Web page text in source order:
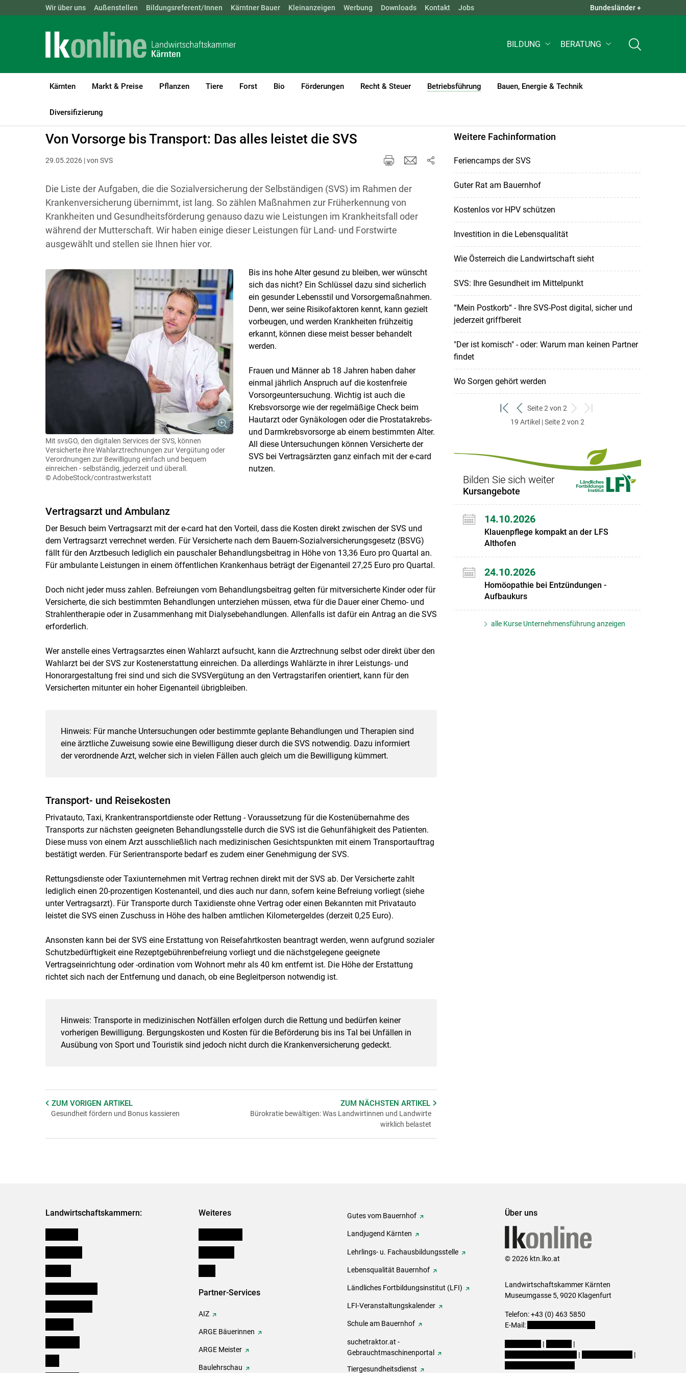
Skip to main content
Landwirtschaftskammern: ÖSTERREICH BGLD KTN NÖ OÖ SBG STMK TIROL VBG WIEN QUICK LINKS +
Wir über uns Außenstellen Bildungsreferent/Innen Kärntner Bauer Kleinanzeigen Werbung Downloads Kontakt Jobs Bundesländer +
BILDUNG BERATUNG
Kärnten Markt & Preise Pflanzen Tiere Forst Bio Förderungen Recht & Steuer Betriebsführung
(current)1
Bauen, Energie & Technik
Diversifizierung
LK Kärnten Betriebsführung
Von Vorsorge bis Transport: Das alles leistet die SVS
29.05.2026 | von SVS
Die Liste der Aufgaben, die die Sozialversicherung der Selbständigen (SVS) im Rahmen der
Krankenversicherung übernimmt, ist lang. So zählen Maßnahmen zur Früherkennung von
Krankheiten und Gesundheitsförderung genauso dazu wie Leistungen im Krankheitsfall oder
während der Mutterschaft. Wir haben einige dieser Leistungen für Land- und Forstwirte
ausgewählt und stellen sie Ihnen hier vor.
Mit svsGO, den digitalen Services der SVS, können
Versicherte ihre Wahlarztrechnungen zur Vergütung oder
Verordnungen zur Bewilligung einfach und bequem
einreichen - selbständig, jederzeit und überall.
© AdobeStock/contrastwerkstatt
Bis ins hohe Alter gesund zu bleiben, wer wünscht
sich das nicht? Ein Schlüssel dazu sind sicherlich
ein gesunder Lebensstil und Vorsorgemaßnahmen.
Denn, wer seine Risikofaktoren kennt, kann gezielt
vorbeugen, und werden Krankheiten frühzeitig
erkannt, können diese meist besser behandelt
werden.
Frauen und Männer ab 18 Jahren haben daher
einmal jährlich Anspruch auf die kostenfreie
Vorsorgeuntersuchung. Wichtig ist auch die
Krebsvorsorge wie der regelmäßige Check beim
Hautarzt oder Gynäkologen oder die Prostatakrebs-
und Darmkrebsvorsorge ab einem bestimmten Alter.
All diese Untersuchungen können Versicherte der
SVS bei Vertragsärzten ganz einfach mit der e-card
nutzen.
Vertragsarzt und Ambulanz
Der Besuch beim Vertragsarzt mit der e-card hat den Vorteil, dass die Kosten direkt zwischen der SVS und
dem Vertragsarzt verrechnet werden. Für Versicherte nach dem Bauern-Sozialversicherungsgesetz (BSVG)
fällt für den Arztbesuch lediglich ein pauschaler Behandlungsbeitrag in Höhe von 13,36 Euro pro Quartal an.
Für ambulante Leistungen in einem öffentlichen Krankenhaus beträgt der Eigenanteil 27,25 Euro pro Quartal.
Doch nicht jeder muss zahlen. Befreiungen vom Behandlungsbeitrag gelten für mitversicherte Kinder oder für
Versicherte, die sich bestimmten Behandlungen unterziehen müssen, etwa für die Dauer einer Chemo- und
Strahlentherapie oder in Zusammenhang mit Dialysebehandlungen. Allenfalls ist dafür ein Antrag an die SVS
erforderlich.
Wer anstelle eines Vertragsarztes einen Wahlarzt aufsucht, kann die Arztrechnung selbst oder direkt über den
Wahlarzt bei der SVS zur Kostenerstattung einreichen. Da allerdings Wahlärzte in ihrer Leistungs- und
Honorargestaltung frei sind und sich die SVSVergütung an den Vertragstarifen orientiert, kann für den
Versicherten mitunter ein hoher Eigenanteil übrigbleiben.
Hinweis: Für manche Untersuchungen oder bestimmte geplante Behandlungen und Therapien sind
eine ärztliche Zuweisung sowie eine Bewilligung dieser durch die SVS notwendig. Dazu informiert
der verordnende Arzt, welcher sich in vielen Fällen auch gleich um die Bewilligung kümmert.
Transport- und Reisekosten
Privatauto, Taxi, Krankentransportdienste oder Rettung - Voraussetzung für die Kostenübernahme des
Transports zur nächsten geeigneten Behandlungsstelle durch die SVS ist die Gehunfähigkeit des Patienten.
Diese muss von einem Arzt ausschließlich nach medizinischen Gesichtspunkten mit einem Transportauftrag
bestätigt werden. Für Serientransporte bedarf es zudem einer Genehmigung der SVS.
Rettungsdienste oder Taxiunternehmen mit Vertrag rechnen direkt mit der SVS ab. Der Versicherte zahlt
lediglich einen 20-prozentigen Kostenanteil, und dies auch nur dann, sofern keine Befreiung vorliegt (siehe
unter Vertragsarzt). Für Transporte durch Taxidienste ohne Vertrag oder einen Bekannten mit Privatauto
leistet die SVS einen Zuschuss in Höhe des halben amtlichen Kilometergeldes (derzeit 0,25 Euro).
Ansonsten kann bei der SVS eine Erstattung von Reisefahrtkosten beantragt werden, wenn aufgrund sozialer
Schutzbedürftigkeit eine Rezeptgebührenbefreiung vorliegt und die nächstgelegene geeignete
Vertragseinrichtung oder -ordination vom Wohnort mehr als 40 km entfernt ist. Die Höhe der Erstattung
richtet sich nach der Entfernung und danach, ob eine Begleitperson notwendig ist.
Hinweis: Transporte in medizinischen Notfällen erfolgen durch die Rettung und bedürfen keiner
vorherigen Bewilligung. Bergungskosten und Kosten für die Beförderung bis ins Tal bei Unfällen in
Ausübung von Sport und Touristik sind jedoch nicht durch die Krankenversicherung gedeckt.
ZUM VORIGEN ARTIKEL
Gesundheit fördern und Bonus kassieren
ZUM NÄCHSTENARTIKEL
Bürokratie bewältigen: Was Landwirtinnen und Landwirte
wirklich belastet
Weitere Fachinformation
Feriencamps der SVS
Guter Rat am Bauernhof
Kostenlos vor HPV schützen
Investition in die Lebensqualität
Wie Österreich die Landwirtschaft sieht
SVS: Ihre Gesundheit im Mittelpunkt
“Mein Postkorb“ - Ihre SVS-Post digital, sicher und
jederzeit griffbereit
"Der ist komisch" - oder: Warum man keinen Partner
findet
Wo Sorgen gehört werden
zum
ersten
zurück
zum
Seite 2 von 2
weiter
zum
zum
19 Artikel | Seite 2 von 2
Bilden Sie sich weiter
Kursangebote
14.10.2026
Klauenpflege kompakt an der LFS
Althofen
24.10.2026
Homöopathie bei Entzündungen -
Aufbaukurs
alle Kurse Unternehmensführung anzeigen
Landwirtschaftskammern: Weiteres
Partner-Services
AIZ
ARGE Bäuerinnen
ARGE Meister
Baulehrschau
Gutes vom Bauernhof
Landjugend Kärnten
Lehrlings- u. Fachausbildungsstelle
Lebensqualität Bauernhof
Ländliches Fortbildungsinstitut (LFI)
LFI-Veranstaltungskalender
Schule am Bauernhof
suchetraktor.at -
Gebrauchtmaschinenportal
Tiergesundheitsdienst
Über uns
© 2026 ktn.lko.at
Landwirtschaftskammer Kärnten
Museumgasse 5, 9020 Klagenfurt
Telefon: +43 (0) 463 5850
E-Mail:
|
|
|
|